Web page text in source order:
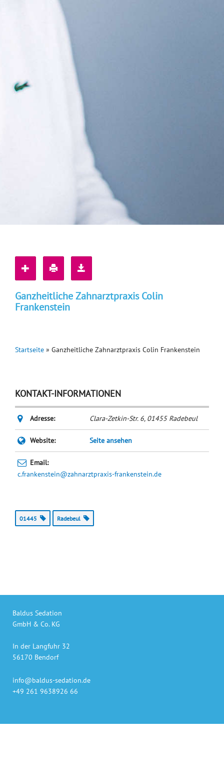
Ganzheitliche Zahnarztpraxis Colin
Frankenstein
Startseite » Ganzheitliche Zahnarztpraxis Colin Frankenstein
KONTAKT-INFORMATIONEN
Adresse: Clara-Zetkin-Str. 6, 01455Radebeul
Website: Seite ansehen
Email:
c.frankenstein@zahnarztpraxis-frankenstein.de
01445 Radebeul
Baldus Sedation
GmbH & Co. KG
In der Langfuhr 32
56170 Bendorf
info@baldus-sedation.de
+49 261 9638926 66
Unsere Produkte